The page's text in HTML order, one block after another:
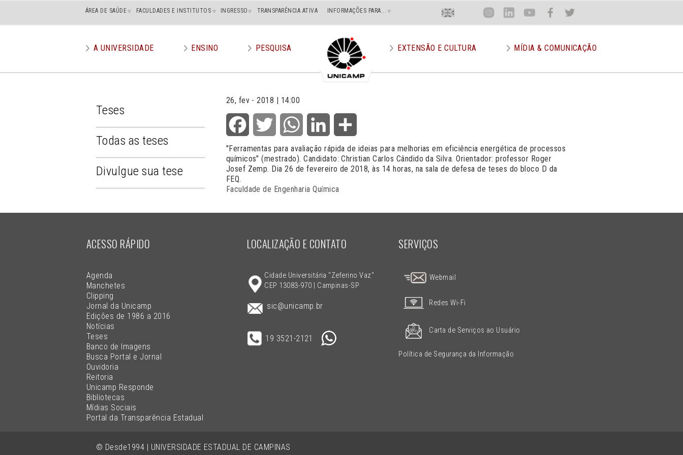
Main
superior
ÁREA DE SAÚDE FACULDADES E INSTITUTOS INGRESSO TRANSPARÊNCIA ATIVA INFORMAÇÕES PARA... Menu
Superior
Direito
En Inst Lin You Face Twit
menu
A UNIVERSIDADE ENSINO PESQUISA EXTENSÃO E CULTURA MÍDIA & COMUNICAÇÃO
TESES
Teses
Todas as teses
Divulgue sua tese
26, fev - 2018 | 14:00
Facebook Twitter WhatsApp LinkedIn
"Ferramentas para avaliação rápida de ideias para melhorias em eficiência energética de processos
químicos" (mestrado). Candidato: Christian Carlos Cândido da Silva. Orientador: professor Roger
Josef Zemp. Dia 26 de fevereiro de 2018, às 14 horas, na sala de defesa de teses do bloco D da
FEQ.
Faculdade de Engenharia Química
© Desde1994 | UNIVERSIDADE ESTADUAL DE CAMPINAS
ACESSO RÁPIDO
Agenda
Manchetes
Clipping
Jornal da Unicamp
Edições de 1986 a 2016
Notícias
Teses
Banco de Imagens
Busca Portal e Jornal
Ouvidoria
Reitoria
Unicamp Responde
Bibliotecas
Mídias Sociais
Portal da Transparência Estadual
LOCALIZAÇÃO E CONTATO
Cidade Universitária "Zeferino Vaz"
CEP 13083-970 | Campinas-SP
sic@unicamp.br
19 3521-2121
SERVIÇOS
Webmail
Redes Wi-Fi
Carta de Serviços ao Usuário
Política de Segurança da Informação